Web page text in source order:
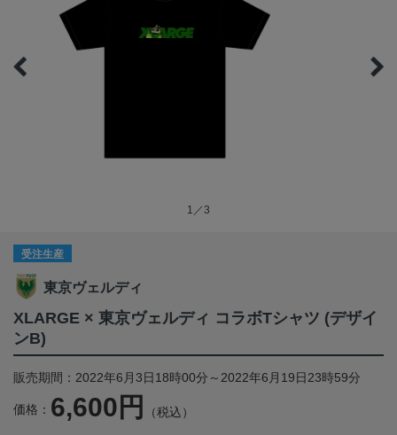
1／3
受注生産
東京ヴェルディ
XLARGE × 東京ヴェルディ コラボTシャツ (デザイ
ンB)
販売期間：2022年6月3日18時00分～2022年6月19日23時59分
価格： 6,600円 （税込）